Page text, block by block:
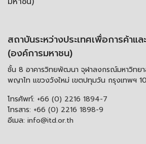
สถาบันระหว่างประเทศเพื่อการค้าแ
(องค์การมหาชน)
ชั้น 8 อาคารวิทยพัฒนา จุฬาลงกรณ์มหาวิทย
พญาไท แขวงวังใหม่ เขตปทุมวัน กรุงเทพฯ
โทรศัพท์: +66 (0) 2216 1894-7
โทรสาร: +66 (0) 2216 1898-9
อีเมล: info@itd.or.th